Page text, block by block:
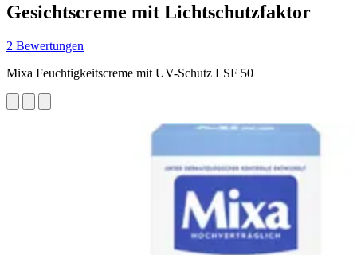
Gesichtscreme mit Lichtschutzfaktor
2 Bewertungen
Mixa Feuchtigkeitscreme mit UV-Schutz LSF 50